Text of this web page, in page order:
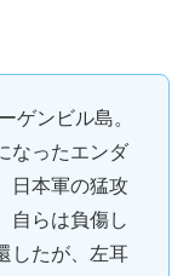
ゲンビル島。
なったエンダ
日本軍の猛攻
自らは負傷し
したが、左耳